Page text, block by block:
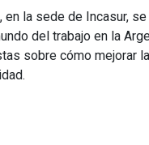
en la sede de Incasur,
del trabajo en la
sobre cómo mejorar